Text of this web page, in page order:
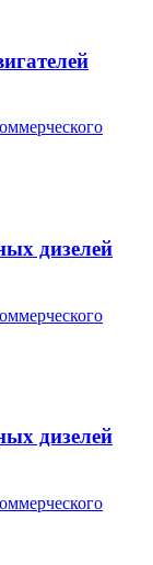
дизелей
дизелей